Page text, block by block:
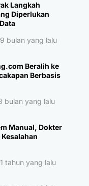
Langkah
Diperlukan
9 bulan yang lalu
Beralih ke
Berbasis
bulan yang lalu
Manual, Dokter
1 tahun yang lalu